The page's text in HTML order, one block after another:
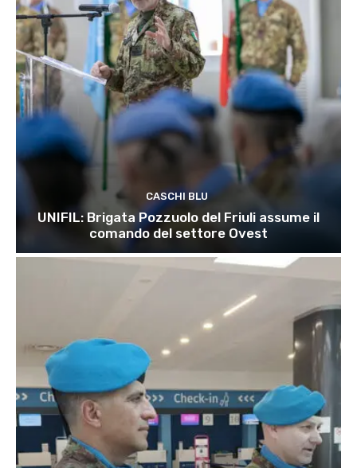
CASCHI BLU
UNIFIL: Brigata Pozzuolo del Friuli assume il
comando del settore Ovest